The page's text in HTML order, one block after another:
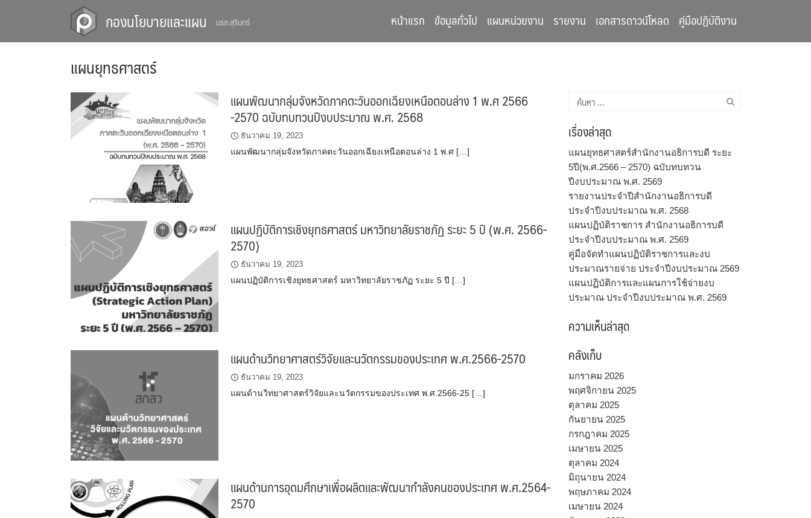
กองนโยบายและแผน มรภ.สุรินทร์ หน้าแรก ข้อมูลทั่วไป แผนหน่วยงาน รายงาน เอกสารดาวน์โหลด คู่มือปฏิบัติงาน
แผนยุทธศาสตร์
แผนพัฒนากลุ่มจังหวัดภาคตะวันออกเฉียงเหนือตอนล่าง 1 พ.ศ 2566
-2570 ฉบับทบทวนปีงบประมาณ พ.ศ. 2568
ธันวาคม 19, 2023
แผนพัฒนากลุ่มจังหวัดภาคตะวันออกเฉียงเหนือตอนล่าง 1 พ.ศ […]
แผนปฏิบัติการเชิงยุทธศาสตร์ มหาวิทยาลัยราชภัฏ ระยะ 5 ปี (พ.ศ. 2566-
2570)
ธันวาคม 19, 2023
แผนปฏิบัติการเชิงยุทธศาสตร์ มหาวิทยาลัยราชภัฏ ระยะ 5 ปี […]
แผนด้านวิทยาศาสตร์วิจัยและนวัตกรรมของประเทศ พ.ศ.2566-2570
ธันวาคม 19, 2023
แผนด้านวิทยาศาสตร์วิจัยและนวัตกรรมของประเทศ พ.ศ.2566-25 […]
แผนด้านการอุดมศึกษาเพื่อผลิตและพัฒนากำลังคนของประเทศ พ.ศ.2564-
2570
ค้นหา
สำหรับ:
เรื่องล่าสุด
แผนยุทธศาสตร์สำนักงานอธิการบดี ระยะ
5ปี(พ.ศ.2566 – 2570) ฉบับทบทวน
ปีงบประมาณ พ.ศ. 2569
รายงานประจำปีสำนักงานอธิการบดี
ประจำปีงบประมาณ พ.ศ. 2568
แผนปฏิบัติราชการ สำนักงานอธิการบดี
ประจำปีงบประมาณ พ.ศ. 2569
คู่มือจัดทำแผนปฏิบัติราชการและงบ
ประมาณรายจ่าย ประจำปีงบประมาณ 2569
แผนปฏิบัติการและแผนการใช้จ่ายงบ
ประมาณ ประจำปีงบประมาณ พ.ศ. 2569
ความเห็นล่าสุด
คลังเก็บ
มกราคม 2026
พฤศจิกายน 2025
ตุลาคม 2025
กันยายน 2025
กรกฎาคม 2025
เมษายน 2025
ตุลาคม 2024
มิถุนายน 2024
พฤษภาคม 2024
เมษายน 2024